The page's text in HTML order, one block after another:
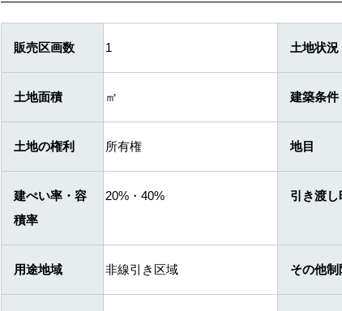
販売区画数 1 土地状況
土地面積 ㎡ 建築条件
土地の権利 所有権 地目
建ぺい率・容
積率
20%・40% 引き渡し
用途地域 非線引き区域 その他制